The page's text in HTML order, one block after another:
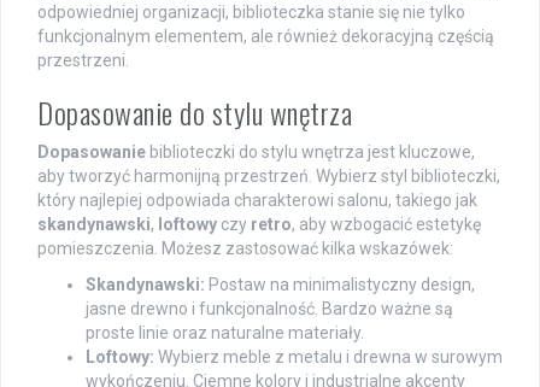
odpowiedniej organizacji, biblioteczka stanie się nie tylko
funkcjonalnym elementem, ale również dekoracyjną częścią
przestrzeni.
Dopasowanie do stylu wnętrza
Dopasowanie biblioteczki do stylu wnętrza jest kluczowe,
aby tworzyć harmonijną przestrzeń. Wybierz styl biblioteczki,
który najlepiej odpowiada charakterowi salonu, takiego jak
skandynawski, loftowy czy retro, aby wzbogacić estetykę
pomieszczenia. Możesz zastosować kilka wskazówek:
Skandynawski: Postaw na minimalistyczny design,
jasne drewno i funkcjonalność. Bardzo ważne są
proste linie oraz naturalne materiały.
Loftowy: Wybierz meble z metalu i drewna w surowym
wykończeniu. Ciemne kolory i industrialne akcenty